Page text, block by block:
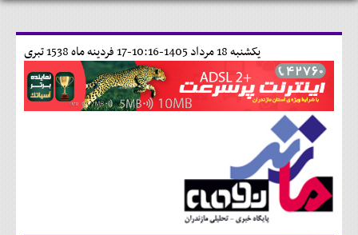
17 فردينه ماه 1538 تبری يکشنبه 18 مرداد 1405-10:16-